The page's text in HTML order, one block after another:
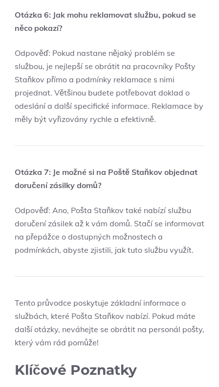
Otázka 6: Jak mohu reklamovat službu, pokud se
něco pokazí?
Odpověď: Pokud nastane nějaký problém se
službou, je nejlepší se obrátit na pracovníky Pošty
Staňkov přímo a podmínky reklamace s nimi
projednat. Většinou budete potřebovat doklad o
odeslání a další specifické informace. Reklamace by
měly být vyřizovány rychle a efektivně.
Otázka 7: Je možné si na Poště Staňkov objednat
doručení zásilky domů?
Odpověď: Ano, Pošta Staňkov také nabízí službu
doručení zásilek až k vám domů. Stačí se informovat
na přepážce o dostupných možnostech a
podmínkách, abyste zjistili, jak tuto službu využít.
Tento průvodce poskytuje základní informace o
službách, které Pošta Staňkov nabízí. Pokud máte
další otázky, neváhejte se obrátit na personál pošty,
který vám rád pomůže!
Klíčové Poznatky